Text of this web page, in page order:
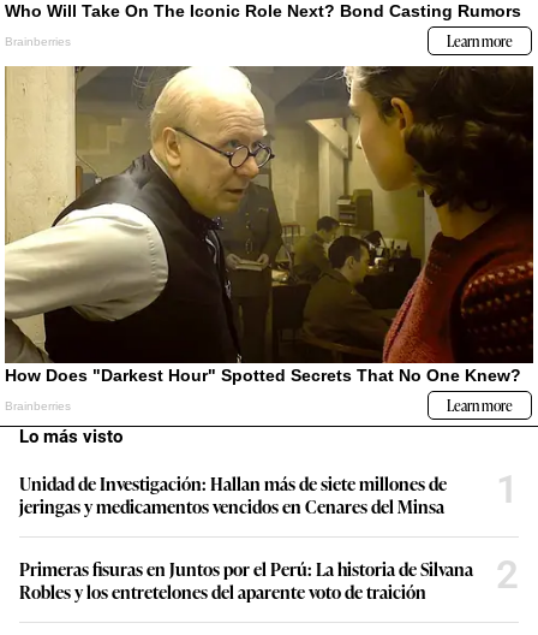
Lo más visto
Unidad de Investigación: Hallan más de siete millones de
jeringas y medicamentos vencidos en Cenares del Minsa
1
Primeras fisuras en Juntos por el Perú: La historia de Silvana
Robles y los entretelones del aparente voto de traición
2